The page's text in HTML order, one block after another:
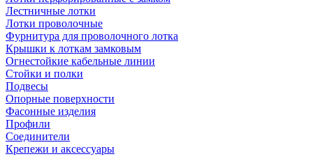
Лестничные лотки
Лотки проволочные
Фурнитура для проволочного лотка
Крышки к лоткам замковым
Огнестойкие кабельные линии
Стойки и полки
Подвесы
Опорные поверхности
Фасонные изделия
Профили
Соединители
Крепежи и аксессуары